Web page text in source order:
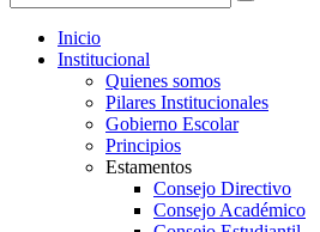
Inicio
Institucional
Quienes somos
Pilares Institucionales
Gobierno Escolar
Principios
Estamentos
Consejo Directivo
Consejo Académico